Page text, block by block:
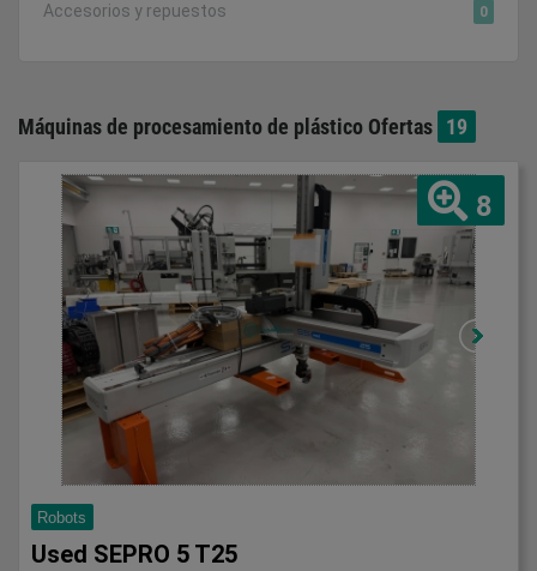
0
Accesorios y repuestos
Máquinas de procesamiento de plástico Ofertas 19
8
Robots
Used SEPRO 5 T25